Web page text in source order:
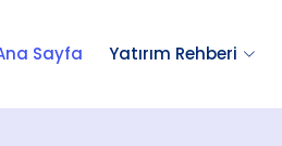
Sayfa Yatırım Rehberi